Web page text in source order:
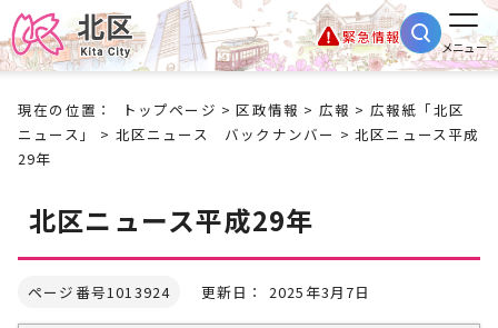
緊急情報
メニュー
現在の位置： トップページ >区政情報 > 広報 > 広報紙「北区
ニュース」
> 北区ニュース バックナンバー > 北区ニュース平成
29年
北区ニュース平成29年
ページ番号1013924 更新日： 2025年3月7日